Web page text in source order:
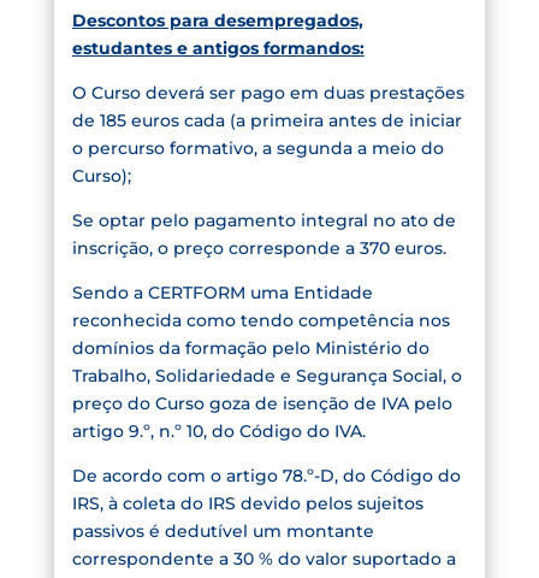
Descontos para desempregados,
estudantes e antigos formandos:
O Curso deverá ser pago em duas prestações
de 185 euros cada (a primeira antes de iniciar
o percurso formativo, a segunda a meio do
Curso);
Se optar pelo pagamento integral no ato de
inscrição, o preço corresponde a 370 euros.
Sendo a CERTFORM uma Entidade
reconhecida como tendo competência nos
domínios da formação pelo Ministério do
Trabalho, Solidariedade e Segurança Social, o
preço do Curso goza de isenção de IVA pelo
artigo 9.º, n.º 10, do Código do IVA.
De acordo com o artigo 78.º-D, do Código do
IRS, à coleta do IRS devido pelos sujeitos
passivos é dedutível um montante
correspondente a 30 % do valor suportado a